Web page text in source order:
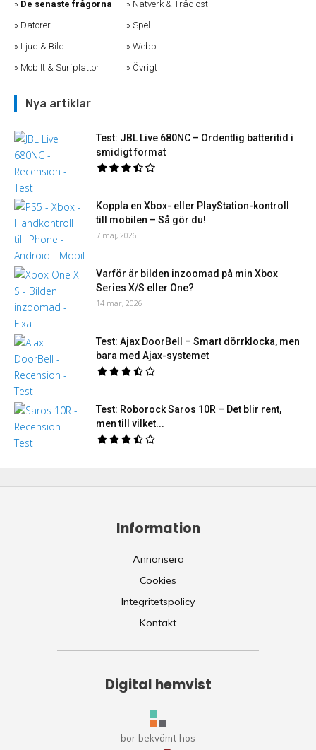
De senaste frågorna
Datorer
Ljud & Bild
Mobilt & Surfplattor
Nätverk & Trådlöst
Spel
Webb
Övrigt
Nya artiklar
Test: JBL Live 680NC – Ordentlig batteritid i
smidigt format
Koppla en Xbox- eller PlayStation-kontroll
till mobilen – Så gör du!
7 maj, 2026
Varför är bilden inzoomad på min Xbox
Series X/S eller One?
14 mar, 2026
Test: Ajax DoorBell – Smart dörrklocka, men
bara med Ajax-systemet
Test: Roborock Saros 10R – Det blir rent,
men till vilket...
Information
Annonsera
Cookies
Integritetspolicy
Kontakt
Digital hemvist
bor bekvämt hos